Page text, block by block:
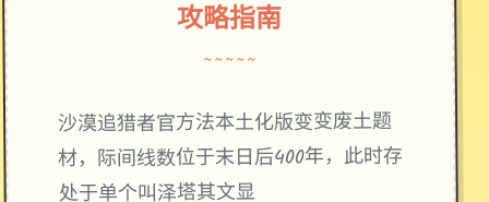
攻略指南
~~~~~
沙漠追猎者官方法本土化版变变废土题
材，际间线数位于末日后400年，此时存
处于单个叫泽塔其文显